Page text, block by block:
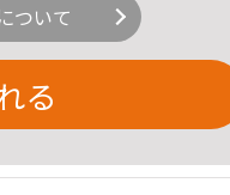
ついて
る